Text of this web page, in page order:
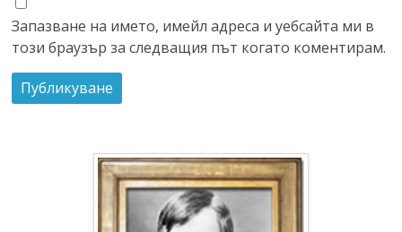
Запазване на името, имейл адреса и уебсайта ми в
този браузър за следващия път когато коментирам.